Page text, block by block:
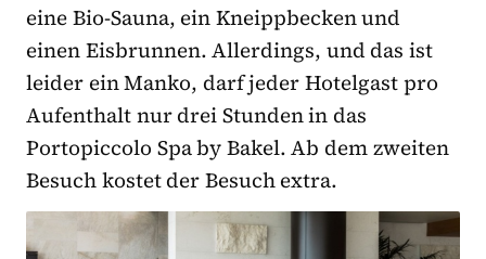
eine Bio-Sauna, ein Kneippbecken und
einen Eisbrunnen. Allerdings, und das ist
leider ein Manko, darf jeder Hotelgast pro
Aufenthalt nur drei Stunden in das
Portopiccolo Spa by Bakel. Ab dem zweiten
Besuch kostet der Besuch extra.